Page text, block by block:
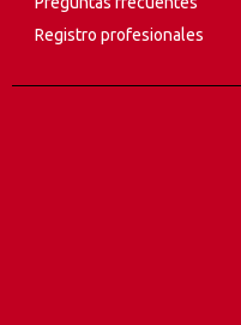
Registro profesionales